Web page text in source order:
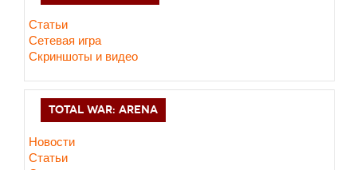
Статьи
Сетевая игра
Скриншоты и видео
TOTAL WAR: ARENA
Новости
Статьи